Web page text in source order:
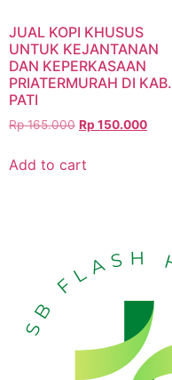
JUAL KOPI KHUSUS
UNTUK KEJANTANAN
DAN KEPERKASAAN
PRIATERMURAH DI KAB.
PATI
Rp165.000 Rp 150.000
Add to cart